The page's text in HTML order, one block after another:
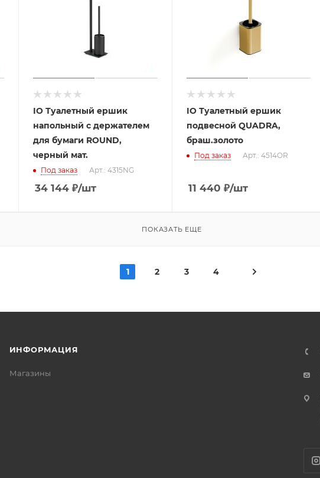
IO Туалетный ершик
напольный с держателем
для бумаги ROUND,
черный мат.
Под заказ Арт.: 4315NG
34 144₽/шт
IO Туалетный ершик
подвесной QUADRA,
браш.золото
Под заказ Арт.: 4514OR
11 440 ₽/шт
ПОКАЗАТЬ ЕЩЕ
1 2 3 4
ИНФОРМАЦИЯ
Магазины